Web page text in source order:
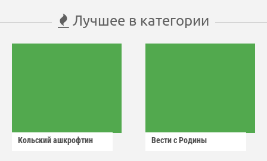
Лучшее в категории
Кольский ашкрофтин Вести с Родины